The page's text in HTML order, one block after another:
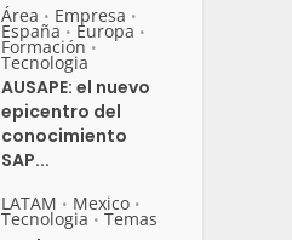
Área • Empresa •
España • Europa •
Formación •
Tecnologia
AUSAPE: el nuevo
epicentro del
conocimiento
SAP...
LATAM • Mexico •
Tecnologia • Temas